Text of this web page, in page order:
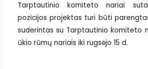
Tarptautinio komiteto nariai
pozicijos projektas turi būti
suderintas su Tarptautinio komiteto
ūkio rūmų nariais iki rugsėjo 15 d.